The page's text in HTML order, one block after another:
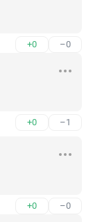
+0 –0
+0 –1
+0 –0